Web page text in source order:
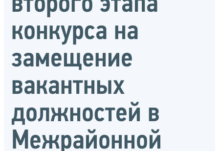
конкурса на
замещение
вакантных
должностей в
Межрайонной